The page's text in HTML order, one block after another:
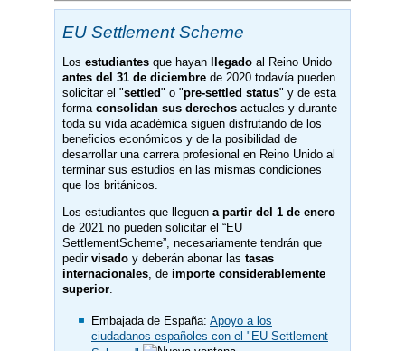
EU Settlement Scheme
Los estudiantes que hayan llegado al Reino Unido
antes del 31 de diciembre de 2020 todavía pueden
solicitar el "settled" o "pre-settled status" y de esta
forma consolidan sus derechos actuales y durante
toda su vida académica siguen disfrutando de los
beneficios económicos y de la posibilidad de
desarrollar una carrera profesional en Reino Unido al
terminar sus estudios en las mismas condiciones
que los británicos.
Los estudiantes que lleguen a partir del 1 de enero
de 2021 no pueden solicitar el “EU
SettlementScheme”, necesariamente tendrán que
pedir visado y deberán abonar las tasas
internacionales, de importe considerablemente
superior.
Embajada de España: Apoyo a los
ciudadanos españoles con el "EU Settlement